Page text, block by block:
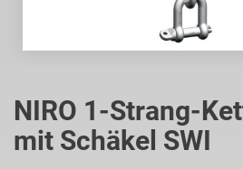
NIRO 1-Strang-
mit Schäkel SWI
Anfang
der
Bildgalerie